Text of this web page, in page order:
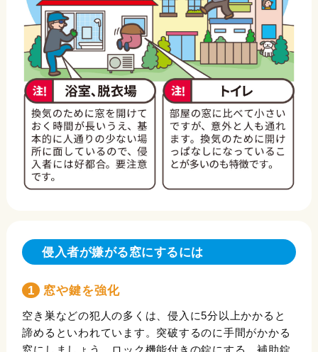
侵入者が嫌がる窓にするには
1 窓や鍵を強化
空き巣などの犯人の多くは、侵入に5分以上かかると
諦めるといわれています。突破するのに手間がかかる